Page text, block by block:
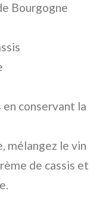
Bourgogne
en conservant la
mélangez le vin
de cassis et